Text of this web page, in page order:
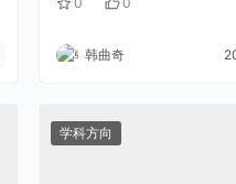
韩曲奇
学科方向